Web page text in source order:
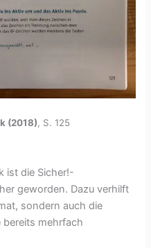
(2018), S. 125
ist die Sicher!-
geworden. Dazu verhilft
sondern auch die
mehrfach